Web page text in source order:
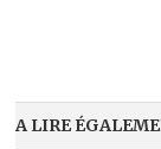
A LIRE